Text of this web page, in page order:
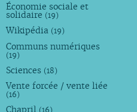
Économie sociale et
solidaire (19)
Wikipédia (19)
Communs numériques
(19)
Sciences (18)
Vente forcée / vente liée
(16)
(16)